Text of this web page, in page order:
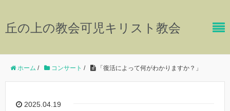
丘の上の教会可児キリスト教会
ホーム / コンサート / 「復活によって何がわかりますか？」
2025.04.19